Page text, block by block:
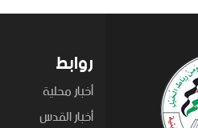
روابط
أخبار محلية
أخبار القدس